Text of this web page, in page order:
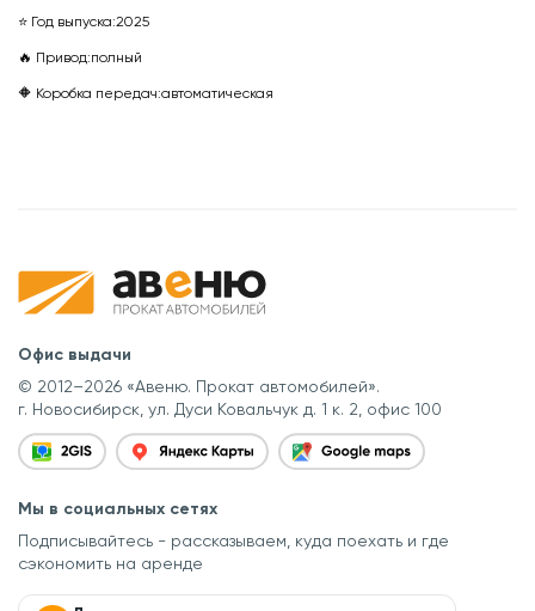
⭐ Год выпуска:2025
🔥 Привод:полный
🔶 Коробка передач:автоматическая
Офис выдачи
© 2012–2026 «Авеню. Прокат автомобилей».
г. Новосибирск, ул. Дуси Ковальчук д. 1 к. 2, офис 100
Мы в социальных сетях
Подписывайтесь - рассказываем, куда поехать и где
сэкономить на аренде